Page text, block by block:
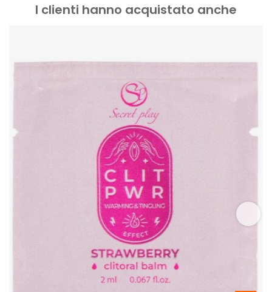
I clienti hanno acquistato anche